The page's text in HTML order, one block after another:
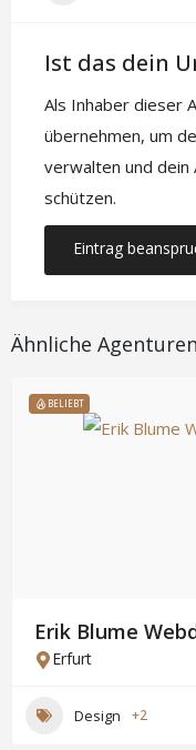
Ist das dein
Als Inhaber dieser
übernehmen, um
verwalten und
schützen.
Eintrag
Ähnliche Agenturen
BELIEBT
Erik Blume
Erfurt
Design +2